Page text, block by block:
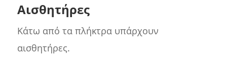
Αισθητήρες
Κάτω από τα πλήκτρα υπάρχουν
αισθητήρες.